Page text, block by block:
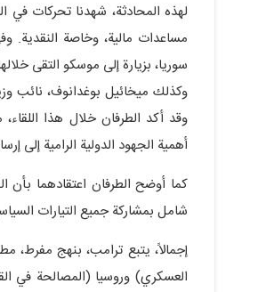
لهذه المحادثة، شهدنا تحركات في
مساعدات مالية، وخاصة النقدية.
سوريا، بزيارة إلى موسكو التقى
وكذلك ميخائيل بوغدانوف، نائب
وقد أكد الطرفان خلال هذا
أهمية الجهود الدولية الرامية إلى
كما أوضح الطرفان اعتقادهما
شامل بمشاركة جميع التيارات
إجمالاً، يتبع ترامب، بنهج مفرط،
العسكري) وروسيا (المصالحة في